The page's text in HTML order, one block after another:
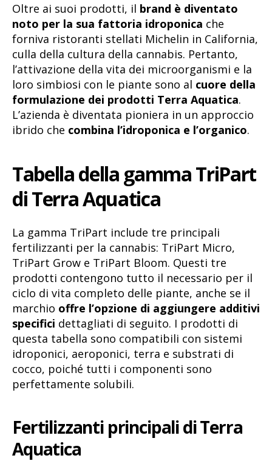
Oltre ai suoi prodotti, il brand è diventato
noto per la sua fattoria idroponica che
forniva ristoranti stellati Michelin in California,
culla della cultura della cannabis. Pertanto,
l’attivazione della vita dei microorganismi e la
loro simbiosi con le piante sono al cuore della
formulazione dei prodotti Terra Aquatica.
L’azienda è diventata pioniera in un approccio
ibrido che combina l’idroponica e l’organico.
Tabella della gamma TriPart
di Terra Aquatica
La gamma TriPart include tre principali
fertilizzanti per la cannabis: TriPart Micro,
TriPart Grow e TriPart Bloom. Questi tre
prodotti contengono tutto il necessario per il
ciclo di vita completo delle piante, anche se il
marchio offre l’opzione di aggiungere additivi
specifici dettagliati di seguito. I prodotti di
questa tabella sono compatibili con sistemi
idroponici, aeroponici, terra e substrati di
cocco, poiché tutti i componenti sono
perfettamente solubili.
Fertilizzanti principali di Terra
Aquatica